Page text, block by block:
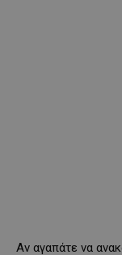
Αν αγαπάτε να